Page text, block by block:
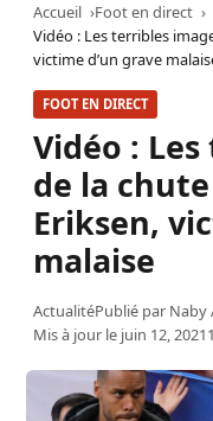
Accueil
Foot en direct
Vidéo : Les terribles
victime d’un grave
FOOT EN DIRECT
Vidéo :
de la
Eriksen,
malaise
ActualitéPublié par Naby
Mis à jour le juin 12, 2021